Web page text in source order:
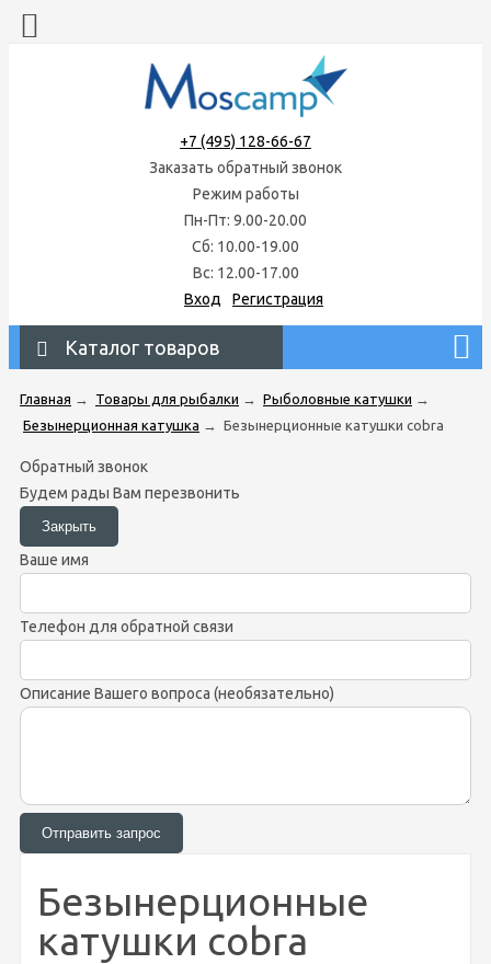
+7 (495) 128-66-67
Заказать обратный звонок
Режим работы
Пн-Пт: 9.00-20.00
Сб: 10.00-19.00
Вс: 12.00-17.00
Вход
Регистрация
Каталог товаров
Главная → Товары для рыбалки → Рыболовные катушки →
Безынерционная катушка → Безынерционные катушки cobra
Обратный звонок
Будем рады Вам перезвонить
Ваше имя
Телефон для обратной связи
Описание Вашего вопроса (необязательно)
Безынерционные
катушки cobra